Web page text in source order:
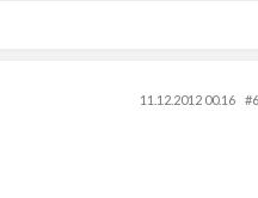
11.12.2012 00.16
#6